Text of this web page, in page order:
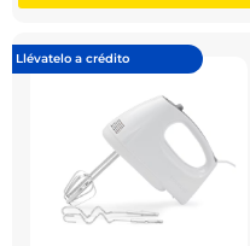
Llévatelo a crédito